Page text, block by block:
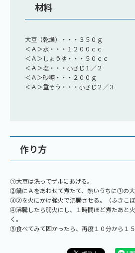
材料
大豆（乾燥）・・・３５０ｇ
＜Ａ＞水・・・１２００ｃｃ
＜Ａ＞しょうゆ・・・５０ｃｃ
＜Ａ＞塩・・・小さじ１／２
＜Ａ＞砂糖・・・２００ｇ
＜Ａ＞重そう・・・小さじ２／３
作り方
①大豆は洗ってザルにあげる。
②鍋にＡをあわせて煮たて、熱いうちに①の大
③②を火にかけ強火で沸騰させる。（ふきこぼ
④沸騰したら弱火にし、１時間ほど煮たあと
く。
⑤食べてみて固かったら、再度１０分から１５